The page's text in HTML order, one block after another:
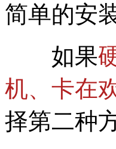
简单的安
如果
机、卡在
择第二种